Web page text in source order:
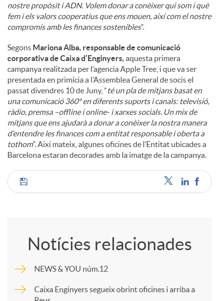
nostre propòsit i ADN. Volem donar a conèixer qui som i què
fem i els valors cooperatius que ens mouen, així com el nostre
compromís amb les finances sostenibles”.
Segons Mariona Alba, responsable de comunicació
corporativa de Caixa d’Enginyers, aquesta primera
campanya realitzada per l’agencia Apple Tree, i que va ser
presentada en primícia a l’Assemblea General de socis el
passat divendres 10 de Juny, “té un pla de mitjans basat en
una comunicació 360º en diferents suports i canals: televisió,
ràdio, premsa –offline i online- i xarxes socials. Un mix de
mitjans que ens ajudarà a donar a conèixer la nostra manera
d’entendre les finances com a entitat responsable i oberta a
tothom”. Així mateix, algunes oficines de l’Entitat ubicades a
Barcelona estaran decorades amb la imatge de la campanya.
C
p
Notícies relacionades
NEWS & YOU núm.12
Caixa Enginyers segueix obrint oficines i arriba a